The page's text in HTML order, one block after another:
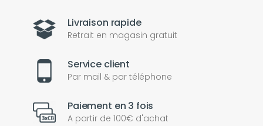
Livraison rapide
Retrait en magasin gratuit
Service client
Par mail & par téléphone
Paiement en 3 fois
A partir de 100€ d'achat